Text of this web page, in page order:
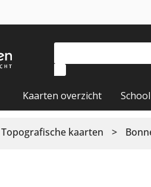
Kaarten overzicht
Topografische kaarten >